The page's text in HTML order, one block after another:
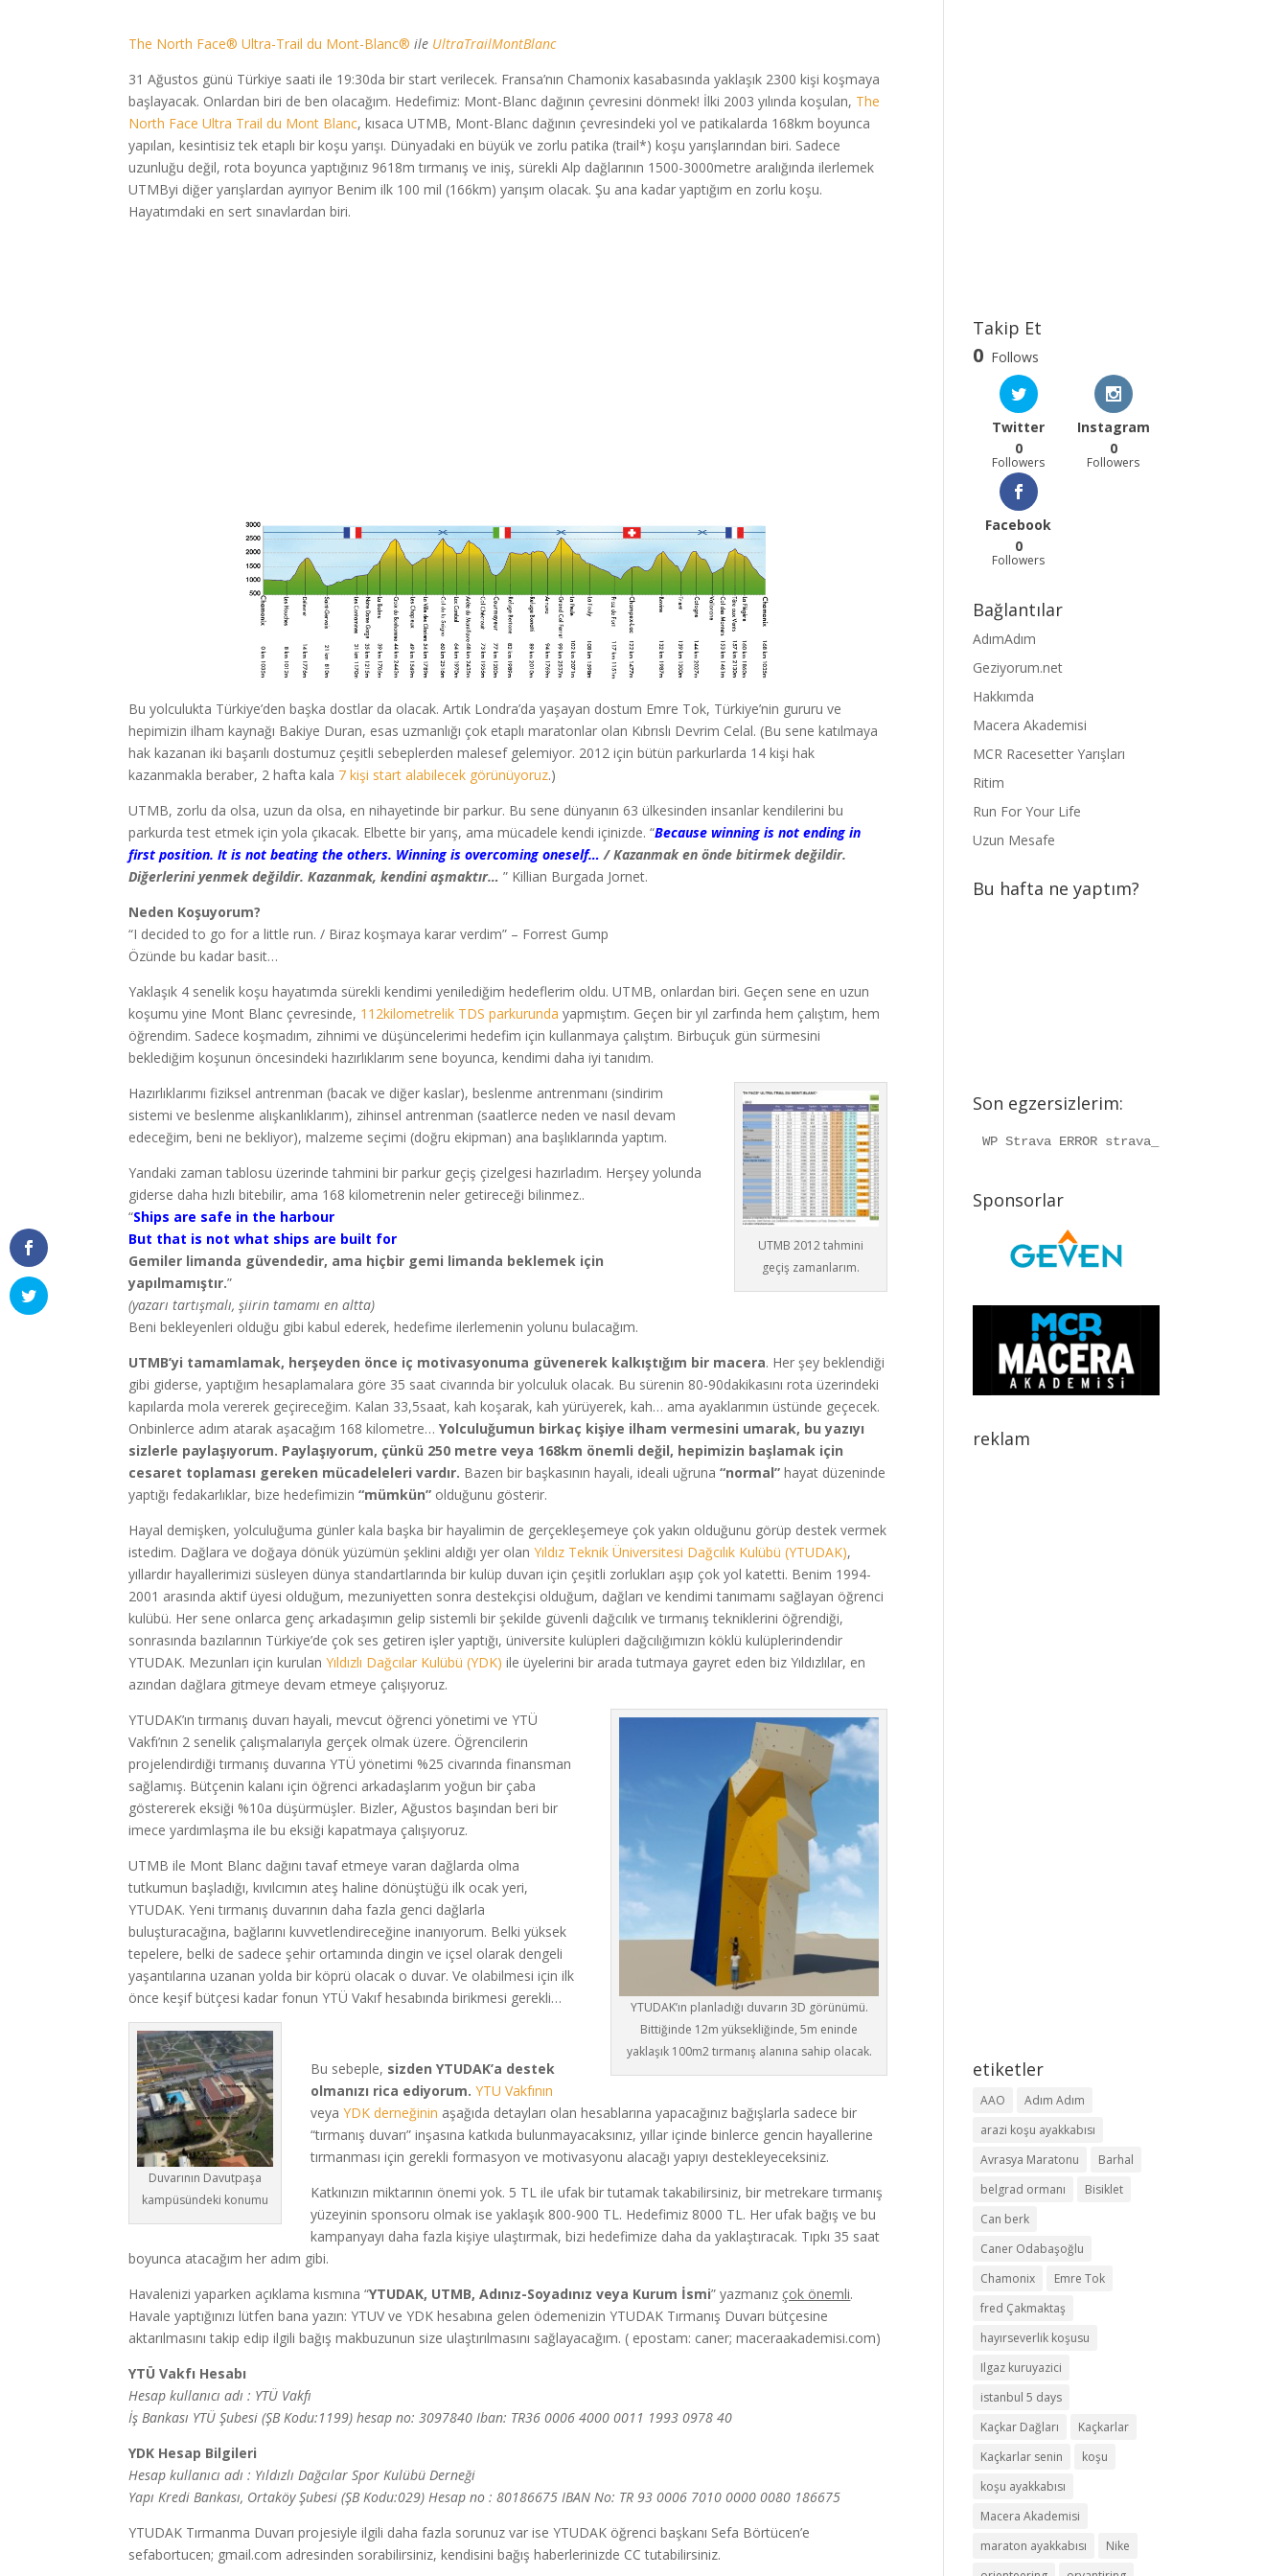
The North Face® Ultra-Trail du Mont-Blanc® ile UltraTrailMontBlanc
31 Ağustos günü Türkiye saati ile 19:30da bir start verilecek. Fransa’nın Chamonix kasabasında yaklaşık 2300 kişi koşmaya
başlayacak. Onlardan biri de ben olacağım. Hedefimiz: Mont-Blanc dağının çevresini dönmek! İlki 2003 yılında koşulan, The
North Face Ultra Trail du Mont Blanc, kısaca UTMB, Mont-Blanc dağının çevresindeki yol ve patikalarda 168km boyunca
yapılan, kesintisiz tek etaplı bir koşu yarışı. Dünyadaki en büyük ve zorlu patika (trail*) koşu yarışlarından biri. Sadece
uzunluğu değil, rota boyunca yaptığınız 9618m tırmanış ve iniş, sürekli Alp dağlarının 1500-3000metre aralığında ilerlemek
UTMByi diğer yarışlardan ayırıyor Benim ilk 100 mil (166km) yarışım olacak. Şu ana kadar yaptığım en zorlu koşu.
Hayatımdaki en sert sınavlardan biri.
Bu yolculukta Türkiye’den başka dostlar da olacak. Artık Londra’da yaşayan dostum Emre Tok, Türkiye’nin gururu ve
hepimizin ilham kaynağı Bakiye Duran, esas uzmanlığı çok etaplı maratonlar olan Kıbrıslı Devrim Celal. (Bu sene katılmaya
hak kazanan iki başarılı dostumuz çeşitli sebeplerden malesef gelemiyor. 2012 için bütün parkurlarda 14 kişi hak
kazanmakla beraber, 2 hafta kala 7 kişi start alabilecek görünüyoruz.)
UTMB, zorlu da olsa, uzun da olsa, en nihayetinde bir parkur. Bu sene dünyanın 63 ülkesinden insanlar kendilerini bu
parkurda test etmek için yola çıkacak. Elbette bir yarış, ama mücadele kendi içinizde. “Because winning is not ending in
first position. It is not beating the others. Winning is overcoming oneself… / Kazanmak en önde bitirmek değildir.
Diğerlerini yenmek değildir. Kazanmak, kendini aşmaktır… ” Killian Burgada Jornet.
Neden Koşuyorum?
“I decided to go for a little run. / Biraz koşmaya karar verdim” – Forrest Gump
Özünde bu kadar basit…
Yaklaşık 4 senelik koşu hayatımda sürekli kendimi yenilediğim hedeflerim oldu. UTMB, onlardan biri. Geçen sene en uzun
koşumu yine Mont Blanc çevresinde, 112kilometrelik TDS parkurunda yapmıştım. Geçen bir yıl zarfında hem çalıştım, hem
öğrendim. Sadece koşmadım, zihnimi ve düşüncelerimi hedefim için kullanmaya çalıştım. Birbuçuk gün sürmesini
beklediğim koşunun öncesindeki hazırlıklarım sene boyunca, kendimi daha iyi tanıdım.
UTMB 2012 tahmini
geçiş zamanlarım.
Hazırlıklarımı fiziksel antrenman (bacak ve diğer kaslar), beslenme antrenmanı (sindirim
sistemi ve beslenme alışkanlıklarım), zihinsel antrenman (saatlerce neden ve nasıl devam
edeceğim, beni ne bekliyor), malzeme seçimi (doğru ekipman) ana başlıklarında yaptım.
Yandaki zaman tablosu üzerinde tahmini bir parkur geçiş çizelgesi hazırladım. Herşey yolunda
giderse daha hızlı bitebilir, ama 168 kilometrenin neler getireceği bilinmez..
“Ships are safe in the harbour
But that is not what ships are built for
Gemiler limanda güvendedir, ama hiçbir gemi limanda beklemek için
yapılmamıştır.”
(yazarı tartışmalı, şiirin tamamı en altta)
Beni bekleyenleri olduğu gibi kabul ederek, hedefime ilerlemenin yolunu bulacağım.
UTMB’yi tamamlamak, herşeyden önce iç motivasyonuma güvenerek kalkıştığım bir macera. Her şey beklendiği
gibi giderse, yaptığım hesaplamalara göre 35 saat civarında bir yolculuk olacak. Bu sürenin 80-90dakikasını rota üzerindeki
kapılarda mola vererek geçireceğim. Kalan 33,5saat, kah koşarak, kah yürüyerek, kah… ama ayaklarımın üstünde geçecek.
Onbinlerce adım atarak aşacağım 168 kilometre…Yolculuğumun birkaç kişiye ilham vermesini umarak, bu yazıyı
sizlerle paylaşıyorum. Paylaşıyorum, çünkü 250 metre veya 168km önemli değil, hepimizin başlamak için
cesaret toplaması gereken mücadeleleri vardır. Bazen bir başkasının hayali, ideali uğruna“normal” hayat düzeninde
yaptığı fedakarlıklar, bize hedefimizin“mümkün” olduğunu gösterir.
Hayal demişken, yolculuğuma günler kala başka bir hayalimin de gerçekleşemeye çok yakın olduğunu görüp destek vermek
istedim. Dağlara ve doğaya dönük yüzümün şeklini aldığı yer olanYıldız Teknik Üniversitesi Dağcılık Kulübü (YTUDAK),
yıllardır hayallerimizi süsleyen dünya standartlarında bir kulüp duvarı için çeşitli zorlukları aşıp çok yol katetti. Benim 1994-
2001 arasında aktif üyesi olduğum, mezuniyetten sonra destekçisi olduğum, dağları ve kendimi tanımamı sağlayan öğrenci
kulübü. Her sene onlarca genç arkadaşımın gelip sistemli bir şekilde güvenli dağcılık ve tırmanış tekniklerini öğrendiği,
sonrasında bazılarının Türkiye’de çok ses getiren işler yaptığı, üniversite kulüpleri dağcılığımızın köklü kulüplerindendir
YTUDAK. Mezunları için kurulanYıldızlı Dağcılar Kulübü (YDK) ile üyelerini bir arada tutmaya gayret eden biz Yıldızlılar, en
azından dağlara gitmeye devam etmeye çalışıyoruz.
YTUDAK’ın planladığı duvarın 3D görünümü.
Bittiğinde 12m yüksekliğinde, 5m eninde
yaklaşık 100m2 tırmanış alanına sahip olacak.
YTUDAK’ın tırmanış duvarı hayali, mevcut öğrenci yönetimi ve YTÜ
Vakfı’nın 2 senelik çalışmalarıyla gerçek olmak üzere. Öğrencilerin
projelendirdiği tırmanış duvarına YTÜ yönetimi %25 civarında finansman
sağlamış. Bütçenin kalanı için öğrenci arkadaşlarım yoğun bir çaba
göstererek eksiği %10a düşürmüşler. Bizler, Ağustos başından beri bir
imece yardımlaşma ile bu eksiği kapatmaya çalışıyoruz.
UTMB ile Mont Blanc dağını tavaf etmeye varan dağlarda olma
tutkumun başladığı, kıvılcımın ateş haline dönüştüğü ilk ocak yeri,
YTUDAK. Yeni tırmanış duvarının daha fazla genci dağlarla
buluşturacağına, bağlarını kuvvetlendireceğine inanıyorum. Belki yüksek
tepelere, belki de sadece şehir ortamında dingin ve içsel olarak dengeli
yaşantılarına uzanan yolda bir köprü olacak o duvar. Ve olabilmesi için ilk
önce keşif bütçesi kadar fonun YTÜ Vakıf hesabında birikmesi gerekli…
Duvarının Davutpaşa
kampüsündeki konumu
Bu sebeple, sizden YTUDAK’a destek
olmanızı rica ediyorum.YTU Vakfının
veyaYDK derneğinin aşağıda detayları olan hesablarına yapacağınız bağışlarla sadece bir
“tırmanış duvarı” inşasına katkıda bulunmayacaksınız, yıllar içinde binlerce gencin hayallerine
tırmanması için gerekli formasyon ve motivasyonu alacağı yapıyı destekleyeceksiniz.
Katkınızın miktarının önemi yok. 5 TL ile ufak bir tutamak takabilirsiniz, bir metrekare tırmanış
yüzeyinin sponsoru olmak ise yaklaşık 800-900 TL. Hedefimiz 8000 TL. Her ufak bağış ve bu
kampanyayı daha fazla kişiye ulaştırmak, bizi hedefimize daha da yaklaştıracak. Tıpkı 35 saat
boyunca atacağım her adım gibi.
Havalenizi yaparken açıklama kısmına “YTUDAK, UTMB, Adınız-Soyadınız veya Kurum İsmi” yazmanız çok önemli.
Havale yaptığınızı lütfen bana yazın: YTUV ve YDK hesabına gelen ödemenizin YTUDAK Tırmanış Duvarı bütçesine
aktarılmasını takip edip ilgili bağış makbuzunun size ulaştırılmasını sağlayacağım. ( epostam: caner; maceraakademisi.com)
YTÜ Vakfı Hesabı
Hesap kullanıcı adı : YTÜ Vakfı
İş Bankası YTÜ Şubesi (ŞB Kodu:1199) hesap no: 3097840 Iban: TR36 0006 4000 0011 1993 0978 40
YDK Hesap Bilgileri
Hesap kullanıcı adı : Yıldızlı Dağcılar Spor Kulübü Derneği
Yapı Kredi Bankası, Ortaköy Şubesi (ŞB Kodu:029) Hesap no : 80186675 IBAN No: TR 93 0006 7010 0000 0080 186675
YTUDAK Tırmanma Duvarı projesiyle ilgili daha fazla sorunuz var ise YTUDAK öğrenci başkanı Sefa Börtücen’e
sefabortucen; gmail.com adresinden sorabilirsiniz, kendisini bağış haberlerinizde CC tutabilirsiniz.
Takip Et
0 Follows
Twitter
0
Followers
Instagram
0
Followers
Facebook
0
Followers
Bağlantılar
AdımAdım
Geziyorum.net
Hakkımda
Macera Akademisi
MCR Racesetter Yarışları
Ritim
Run For Your Life
Uzun Mesafe
Bu hafta ne yaptım?
Son egzersizlerim:
WP Strava ERROR strava_info should
Sponsorlar
reklam
etiketler
AAO
Adım Adım
arazi koşu ayakkabısı
Avrasya Maratonu
Barhal
belgrad ormanı
Bisiklet
Can berk
Caner Odabaşoğlu
Chamonix
Emre Tok
fred Çakmaktaş
hayırseverlik koşusu
Ilgaz kuruyazici
istanbul 5 days
Kaçkar Dağları
Kaçkarlar
Kaçkarlar senin
koşu
koşu ayakkabısı
Macera Akademisi
maraton ayakkabısı
Nike